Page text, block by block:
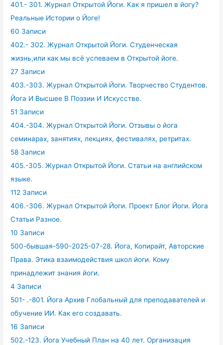
401.- 301. Журнал Открытой Йоги. Как я пришел в йогу?
Реальные Истории о Йоге!
60 Записи
402.- 302. Журнал Открытой Йоги. Студенческая
жизнь,или как мы всё успеваем в Открытой йоге.
27 Записи
403.-303. Журнал Открытой Йоги. Творчество Студентов.
Йога И Высшее В Поэзии И Искусстве.
51 Записи
404.-304. Журнал Открытой Йоги. Отзывы о йога
семинарах, занятиях, лекциях, фестивалях, ретритах.
58 Записи
405.-305. Журнал Открытой Йоги. Статьи на английском
языке.
112 Записи
406.-306. Журнал Открытой Йоги. Проект Блог Йоги. Йога
Статьи Разное.
10 Записи
500-бывшая-590-2025-07-28. Йога, Копирайт, Авторские
Права. Этика взаимодействия школ йоги. Кому
принадлежит знания йоги.
4 Записи
501- .-801. Йога Архив Глобальный для преподавателей и
обучение ИИ. Как его создавать.
16 Записи
502.-123. Йога Учебный План на 40 лет. Организация